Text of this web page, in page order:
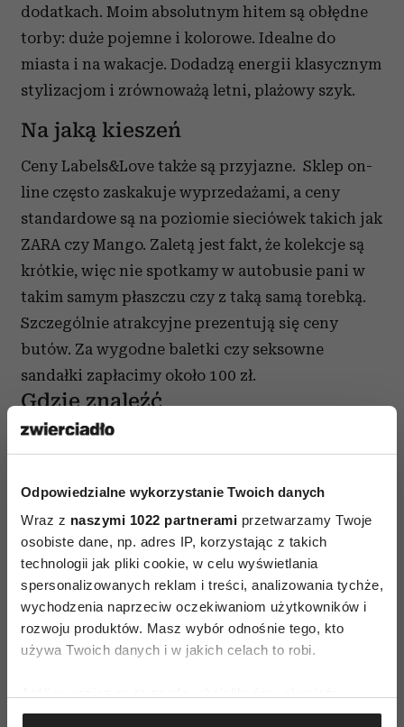
Odpowiedzialne wykorzystanie Twoich danych
Wraz z naszymi 1022 partnerami przetwarzamy Twoje
osobiste dane, np. adres IP, korzystając z takich
technologii jak pliki cookie, w celu wyświetlania
spersonalizowanych reklam i treści, analizowania tychże,
wychodzenia naprzeciw oczekiwaniom użytkowników i
rozwoju produktów. Masz wybór odnośnie tego, kto
używa Twoich danych i w jakich celach to robi.
Gromadzić dane dotyczące Twojej lokalizacji
dodatkach. Moim absolutnym hitem są obłędne
torby: duże pojemne i kolorowe. Idealne do
miasta i na wakacje. Dodadzą energii klasycznym
stylizacjom i zrównoważą letni, plażowy szyk.
Na jaką kieszeń
Ceny Labels&Love także są przyjazne. Sklep on-
line często zaskakuje wyprzedażami, a ceny
standardowe są na poziomie sieciówek takich jak
ZARA czy Mango. Zaletą jest fakt, że kolekcje są
krótkie, więc nie spotkamy w autobusie pani w
takim samym płaszczu czy z taką samą torebką.
Szczególnie atrakcyjne prezentują się ceny
butów. Za wygodne baletki czy seksowne
sandałki zapłacimy około 100 zł.
Gdzie znaleźć
Labels &Love znajdzicie w sieci: oraz w
18. Butik stacjonarny czynny jest od
poniedziałku do piątku w godzinach: 11-20 oraz
w soboty w godzinach: 16-18.